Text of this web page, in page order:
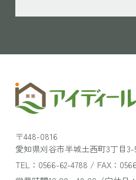
〒448-0816
愛知県刈谷市半城土西町3丁目3-
TEL：0566-62-4788 / FAX：